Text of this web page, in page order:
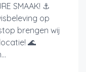
SMAAK! ⚓
op
brengen wij
🌊